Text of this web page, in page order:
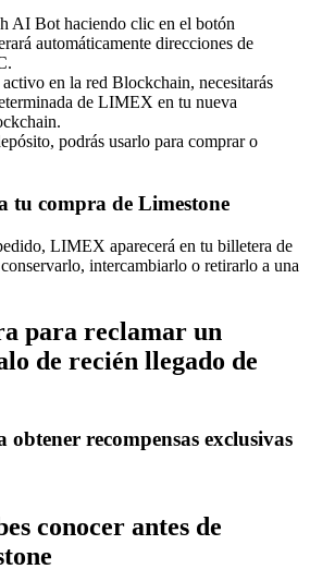
AI Bot haciendo clic en el botón
automáticamente direcciones de
en la red Blockchain, necesitarás
de LIMEX en tu nueva
podrás usarlo para comprar o
tu compra de Limestone
LIMEX aparecerá en tu billetera de
intercambiarlo o retirarlo a una
para reclamar un
de recién llegado de
recompensas exclusivas
conocer antes de